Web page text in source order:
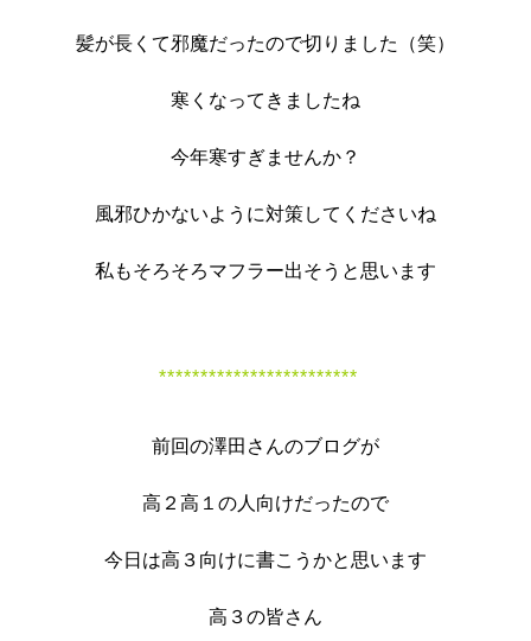
髪が長くて邪魔だったので切りました（笑）
寒くなってきましたね
今年寒すぎませんか？
風邪ひかないように対策してくださいね
私もそろそろマフラー出そうと思います
************************
前回の澤田さんのブログが
高２高１の人向けだったので
今日は高３向けに書こうかと思います
高３の皆さん